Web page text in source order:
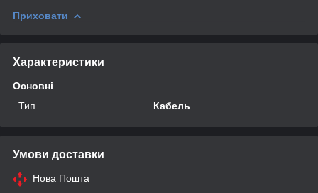
Приховати
Характеристики
Основні
Тип
Кабель
Умови доставки
Нова Пошта